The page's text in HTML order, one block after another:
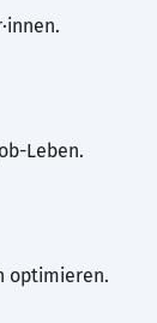
Leben.
optimieren.